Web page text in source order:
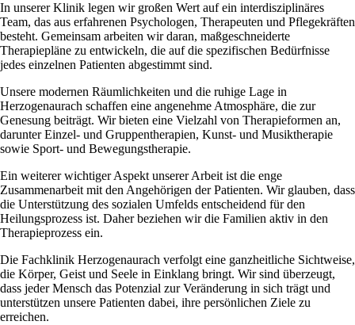
In unserer Klinik legen wir großen Wert auf ein interdisziplinäres
Team, das aus erfahrenen Psychologen, Therapeuten und Pflegekräften
besteht. Gemeinsam arbeiten wir daran, maßgeschneiderte
Therapiepläne zu entwickeln, die auf die spezifischen Bedürfnisse
jedes einzelnen Patienten abgestimmt sind.
Unsere modernen Räumlichkeiten und die ruhige Lage in
Herzogenaurach schaffen eine angenehme Atmosphäre, die zur
Genesung beiträgt. Wir bieten eine Vielzahl von Therapieformen an,
darunter Einzel- und Gruppentherapien, Kunst- und Musiktherapie
sowie Sport- und Bewegungstherapie.
Ein weiterer wichtiger Aspekt unserer Arbeit ist die enge
Zusammenarbeit mit den Angehörigen der Patienten. Wir glauben, dass
die Unterstützung des sozialen Umfelds entscheidend für den
Heilungsprozess ist. Daher beziehen wir die Familien aktiv in den
Therapieprozess ein.
Die Fachklinik Herzogenaurach verfolgt eine ganzheitliche Sichtweise,
die Körper, Geist und Seele in Einklang bringt. Wir sind überzeugt,
dass jeder Mensch das Potenzial zur Veränderung in sich trägt und
unterstützen unsere Patienten dabei, ihre persönlichen Ziele zu
erreichen.